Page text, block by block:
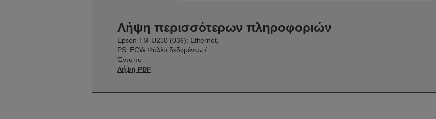
Λήψη περισσότερων πληροφοριών
Epson TM-U230 (036): Ethernet,
PS, ECW Φύλλο δεδομένων /
Έντυπο
Λήψη PDF